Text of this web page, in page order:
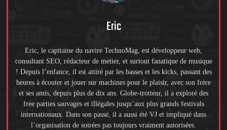
Eric
Eric, le capitaine du navire TechnoMag, est développeur web,
consultant SEO, rédacteur de metier, et surtout fanatique de musique
! Depuis l’enfance, il est attiré par les basses et les kicks, passant des
heures à écouter et jouer sur machines pour le plaisir, avec son frère
et ses amis, depuis plus de dix ans. Globe-trotteur, il a exploré des
free parties sauvages et illégales jusqu’aux plus grands festivals
internationaux. Dans son passé, il a aussi été VJ et impliqué dans
l’organisation de soirées pas toujours vraiment autorisées.